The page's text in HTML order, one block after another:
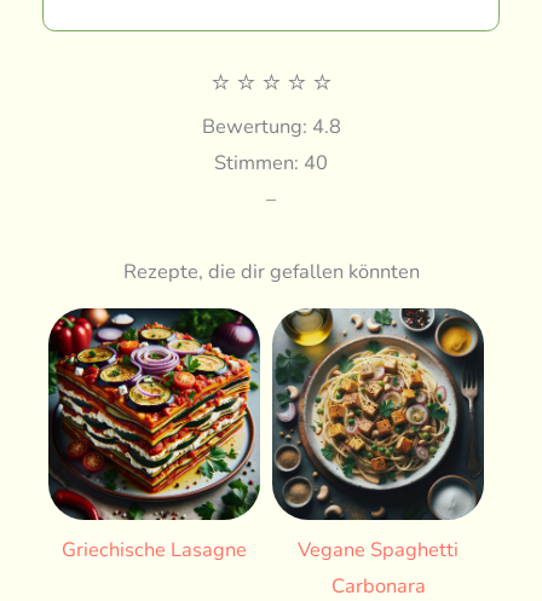
⭐ ⭐ ⭐ ⭐ ⭐
Bewertung: 4.8
Stimmen: 40
–
Rezepte, die dir gefallen könnten
Griechische Lasagne
Vegane Spaghetti
Carbonara